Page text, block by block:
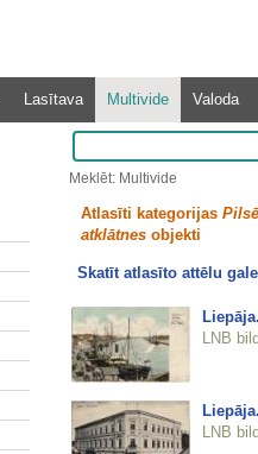
Lasītava Multivide Valoda
Meklēt: Multivide
Atlasīti kategorijas
atklātnesobjekti
Skatīt atlasīto attēlu
LNB
LNB